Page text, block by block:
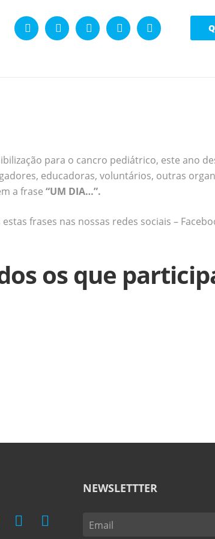
para o cancro pediátrico, este ano
educadoras, voluntários, outras
a frase “UM DIA…”.
frases nas nossas redes sociais –
os que
NEWSLETTTER